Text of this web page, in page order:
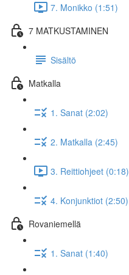
7. Monikko (1:51)
7 MATKUSTAMINEN
Sisältö
Matkalla
1. Sanat (2:02)
2. Matkalla (2:45)
3. Reittiohjeet (0:18)
4. Konjunktiot (2:50)
Rovaniemellä
1. Sanat (1:40)